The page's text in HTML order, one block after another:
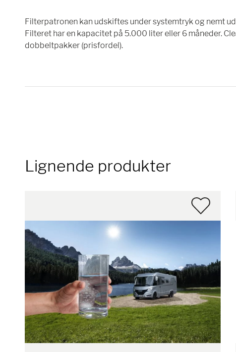
Filterpatronen kan udskiftes under systemtryk og nemt
Filteret har en kapacitet på 5.000 liter eller 6 måneder.
dobbeltpakker (prisfordel).
Lignende produkter